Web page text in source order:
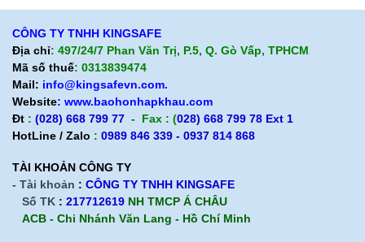
CÔNG TY TNHH KINGSAFE
Địa chỉ: 497/24/7 Phan Văn Trị, P.5, Q. Gò Vấp, TPHCM
Mã số thuế: 0313839474
Mail: info@kingsafevn.com.
Website: www.baohonhapkhau.com
Đt : (028) 668 799 77 - Fax : (028) 668 799 78 Ext 1
HotLine / Zalo : 0989 846 339 - 0937 814 868
TÀI KHOẢN CÔNG TY
- Tài khoản : CÔNG TY TNHH KINGSAFE
Số TK : 217712619 NH TMCP Á CHÂU
ACB - Chi Nhánh Văn Lang - Hồ Chí Minh